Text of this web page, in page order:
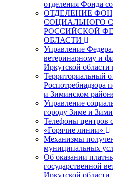
отделения Фонда
ОТДЕЛЕНИЕ
СОЦИАЛЬНОГО
РОССИЙСКОЙ
ОБЛАСТИ
Управление
ветеринарному и
Иркутской области
Территориальный
Роспотребнадзора
и Зиминском
Управление
городу Зиме и
Телефоны центров
«Горячие линии»
Механизмы
муниципальных
Об оказании
государственной
Иркутской области